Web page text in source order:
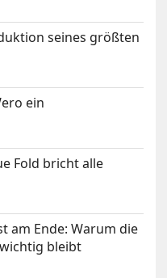
seines größten
ein
Fold bricht alle
am Ende: Warum die
bleibt